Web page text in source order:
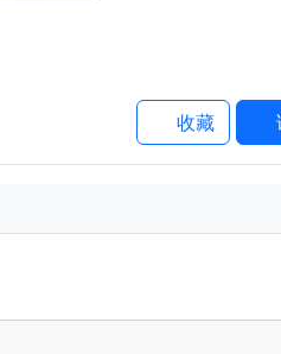
收藏